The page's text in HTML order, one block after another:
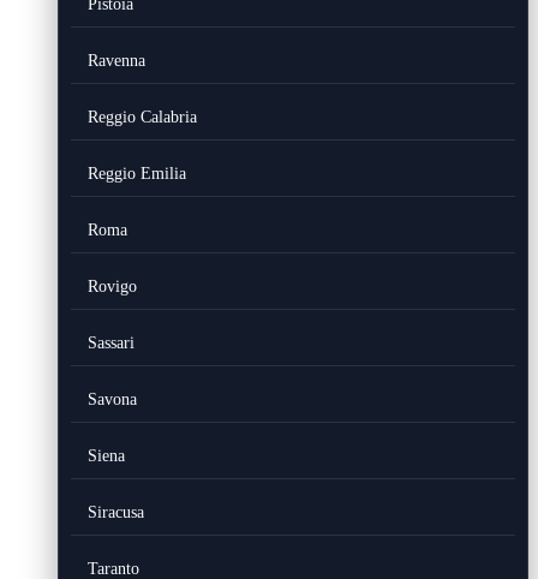
Pistoia
Ravenna
Reggio Calabria
Reggio Emilia
Roma
Rovigo
Sassari
Savona
Siena
Siracusa
Taranto